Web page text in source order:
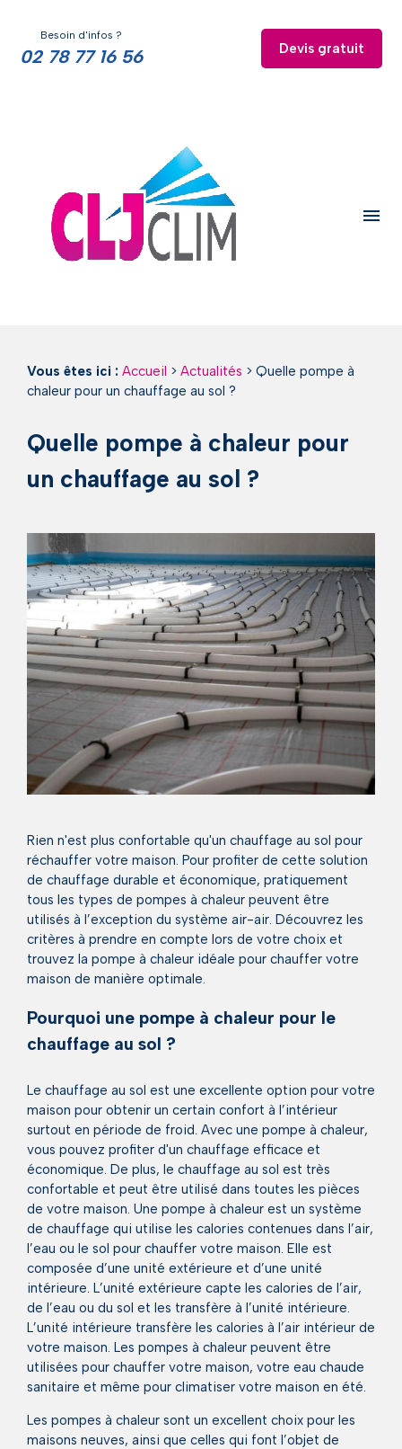
Besoin d'infos ?
02 78 77 16 56 Devis gratuit
menu
Vous êtes ici : Accueil > Actualités > Quelle pompe à
chaleur pour un chauffage au sol ?
Quelle pompe à chaleur pour
un chauffage au sol ?
Rien n'est plus confortable qu'un chauffage au sol pour
réchauffer votre maison. Pour profiter de cette solution
de chauffage durable et économique, pratiquement
tous les types de pompes à chaleur peuvent être
utilisés à l’exception du système air-air. Découvrez les
critères à prendre en compte lors de votre choix et
trouvez la pompe à chaleur idéale pour chauffer votre
maison de manière optimale.
Pourquoi une pompe à chaleur pour le
chauffage au sol ?
Le chauffage au sol est une excellente option pour votre
maison pour obtenir un certain confort à l’intérieur
surtout en période de froid. Avec une pompe à chaleur,
vous pouvez profiter d'un chauffage efficace et
économique. De plus, le chauffage au sol est très
confortable et peut être utilisé dans toutes les pièces
de votre maison. Une pompe à chaleur est un système
de chauffage qui utilise les calories contenues dans l’air,
l’eau ou le sol pour chauffer votre maison. Elle est
composée d’une unité extérieure et d’une unité
intérieure. L’unité extérieure capte les calories de l’air,
de l’eau ou du sol et les transfère à l’unité intérieure.
L’unité intérieure transfère les calories à l’air intérieur de
votre maison. Les pompes à chaleur peuvent être
utilisées pour chauffer votre maison, votre eau chaude
sanitaire et même pour climatiser votre maison en été.
Les pompes à chaleur sont un excellent choix pour les
maisons neuves, ainsi que celles qui font l’objet de